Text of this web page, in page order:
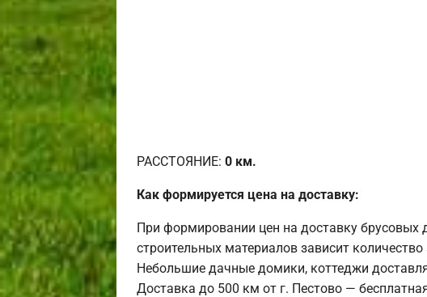
РАССТОЯНИЕ: 0 км.
Как формируется цена на доставку:
При формировании цен на доставку
строительных материалов зависит
Небольшие дачные домики, коттеджи
Доставка до 500 км от г. Пестово —